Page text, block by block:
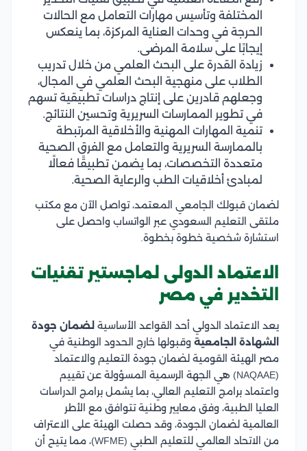
المختلفة وتأسيس مهارات التعامل مع الحالات
الحرجة في وحدات العناية المركزة، بما ينعكس
إيجابًا على سلامة المرضى.
زيادة القدرة على البحث العلمي من خلال تدريب
الطلاب على منهجية البحث العلمي في المجال،
وجعلهم قادرين على إنتاج دراسات تطبيقية تسهم
في تطوير الممارسات السريرية وتحسين النتائج.
تنمية المهارات المهنية والأخلاقية المرتبطة
بالممارسة السريرية والتعامل مع الفرق الصحية
متعددة التخصصات، بما يضمن تطبيقًا فعالًا
لمبادئ أخلاقيات الطب والرعاية الصحية.
لضمان قبولك الجامعي المعتمد، تواصل الآن مع مكتب
ملتقى التعليم السعودي عبر الواتساب واحصل على
استشارة شخصية خطوة بخطوة.
الاعتماد الدولى لماجستير تقنيات
التخدير في مصر
يعد الاعتماد الدولي أحد القواعد الأساسية لضمان جودة
الشهادة الجامعية وقبولها خارج الحدود الوطنية في
مصر الهيئة القومية لضمان جودة التعليم والاعتماد
(NAQAAE) هي الجهة الرسمية المسؤولة عن تقييم
واعتماد برامج التعليم العالي، بما يشمل برامج الدراسات
العليا الطبية، وفق معايير وطنية تتوافق مع الأطر
العالمية لضمان الجودة، وقد حصلت الهيئة على الاعتراف
من الاتحاد العالمي للتعليم الطبي (WFME)، مما يتيح أن